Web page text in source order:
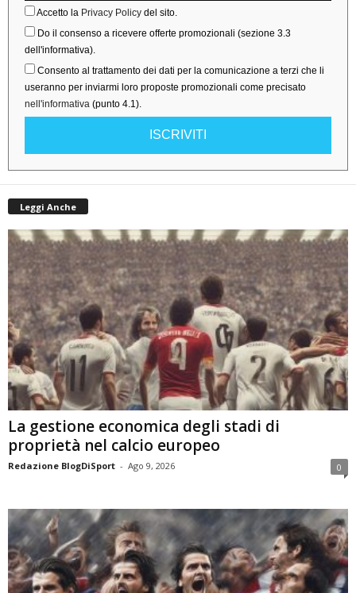
Accetto la Privacy Policy del sito.
Do il consenso a ricevere offerte promozionali (sezione 3.3
dell'informativa).
Consento al trattamento dei dati per la comunicazione a terzi che li
useranno per inviarmi loro proposte promozionali come precisato
nell'informativa (punto 4.1).
ISCRIVITI
Leggi Anche
La gestione economica degli stadi di
proprietà nel calcio europeo
Redazione BlogDiSport - Ago 9, 2026 0